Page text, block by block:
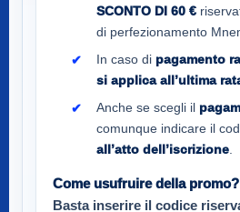
SCONTO DI 60 €
di perfezionamento
In caso di pagamento
si applica all’ultima
Anche se scegli il
comunque indicare il
all’atto dell’iscrizione
Come usufruire della promo?
Basta inserire il codice